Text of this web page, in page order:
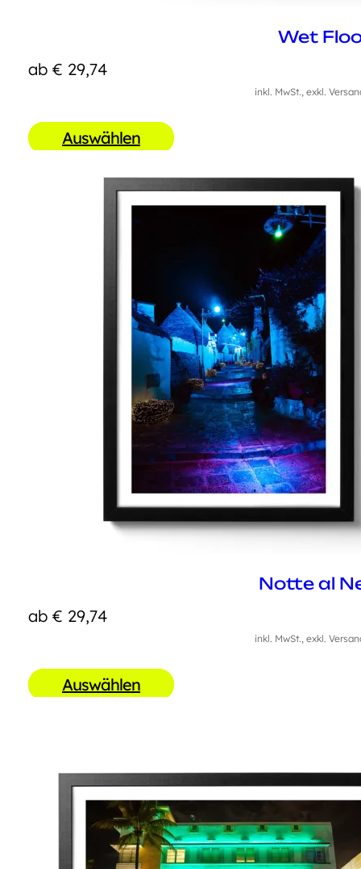
Wet
ab € 29,74
inkl. MwSt., exkl.
Auswählen
Notte al
ab € 29,74
inkl. MwSt., exkl.
Auswählen